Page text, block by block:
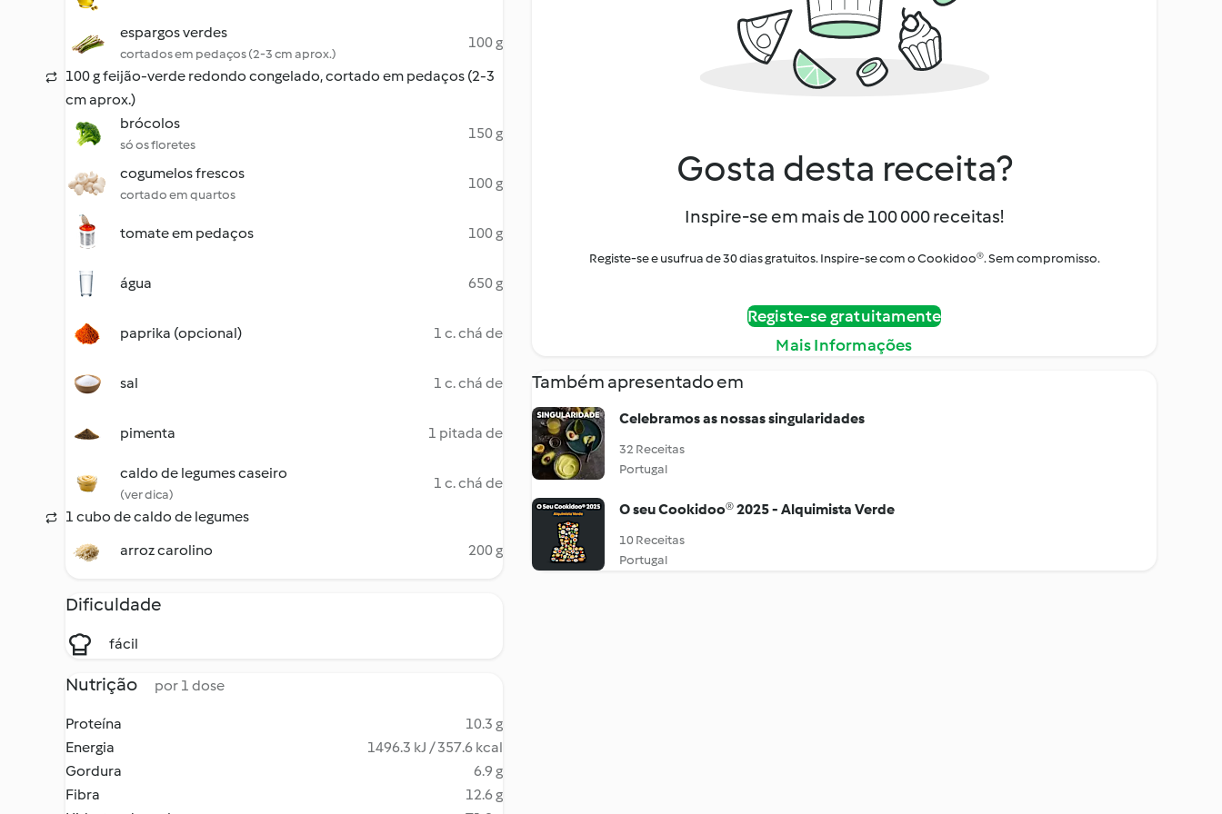
espargos verdes
cortados em pedaços (2-3 cm aprox.)
100 g
100 g feijão-verde redondo congelado, cortado em pedaços (2-3
cm aprox.)
brócolos
só os floretes
150 g
cogumelos frescos
cortado em quartos
100 g
tomate em pedaços 100 g
água 650 g
paprika (opcional) 1 c. chá de
sal 1 c. chá de
pimenta 1 pitada de
caldo de legumes caseiro
(ver dica)
1 c. chá de
1 cubo de caldo de legumes
arroz carolino
200 g
Dificuldade
fácil
Nutrição por 1 dose
Proteína
10.3 g
Energia
1496.3 kJ / 357.6 kcal
Gordura
6.9 g
Fibra
12.6 g
Gosta desta receita?
Inspire-se em mais de 100 000 receitas!
Registe-se e usufrua de 30 dias gratuitos. Inspire-se com o Cookidoo®. Sem compromisso.
Registe-se gratuitamente
Mais Informações
Também apresentado em
Celebramos as nossas singularidades
32 Receitas
Portugal
O seu Cookidoo® 2025 - Alquimista Verde
10 Receitas
Portugal